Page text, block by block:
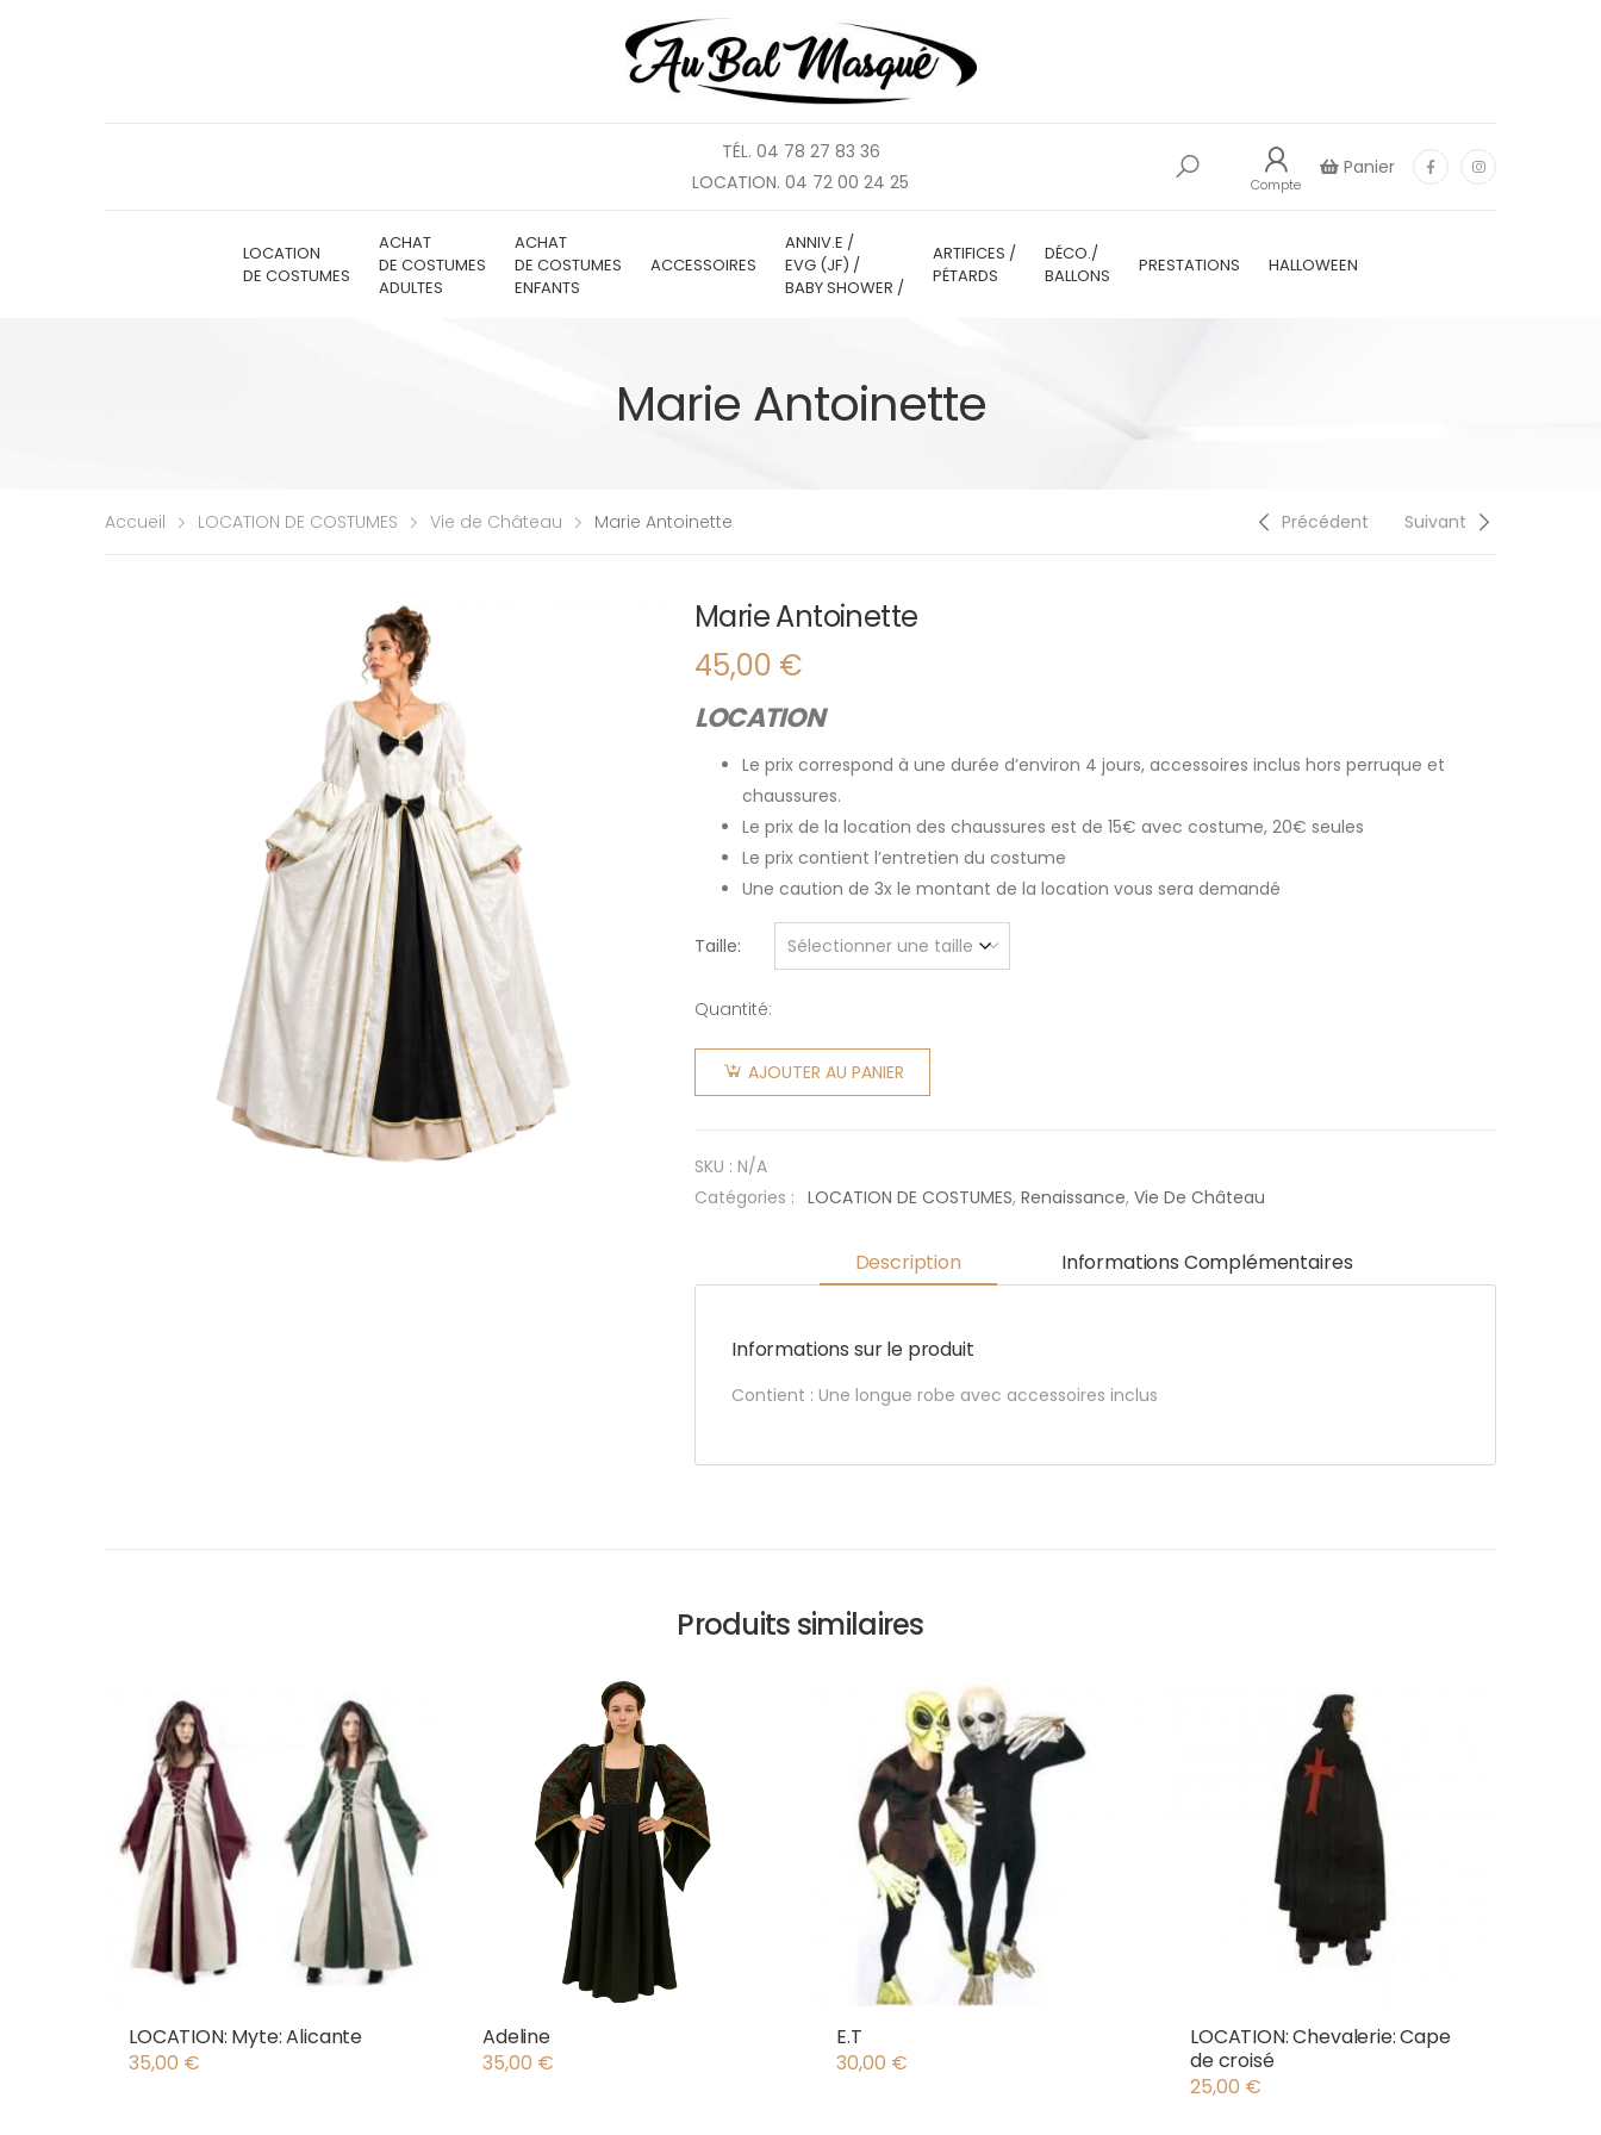
TÉL. 04 78 27 83 36
LOCATION. 04 72 00 24 25
Compte
Panier
LOCATION
DE COSTUMES
ACHAT
DE COSTUMES
ADULTES
ACHAT
DE COSTUMES
ENFANTS
ACCESSOIRES
ANNIV.E /
EVG (JF) /
BABY SHOWER /
ARTIFICES /
PÉTARDS
DÉCO./
BALLONS
PRESTATIONS HALLOWEEN
Marie Antoinette
Accueil LOCATION DE COSTUMES Vie de Château Marie Antoinette Précédent Suivant
Marie Antoinette
45,00 €
LOCATION
Le prix correspond à une durée d’environ 4 jours, accessoires inclus hors perruque et
chaussures.
Le prix de la location des chaussures est de 15€ avec costume, 20€ seules
Le prix contient l’entretien du costume
Une caution de 3x le montant de la location vous sera demandé
Taille
Quantité:
quantité
de Marie
Antoinette
AJOUTER AU PANIER
SKU : N/A
Catégories : LOCATION DE COSTUMES, Renaissance, Vie De Château
Description Informations Complémentaires
Informations sur le produit
Contient : Une longue robe avec accessoires inclus
Produits similaires
LOCATION: Myte: Alicante
35,00 €
Adeline
35,00 €
E.T
30,00 €
LOCATION: Chevalerie: Cape
de croisé
25,00 €